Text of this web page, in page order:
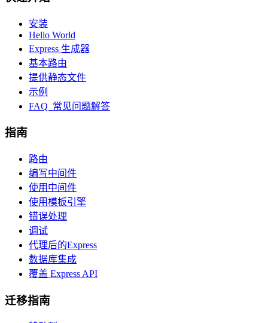
安装
Hello World
Express 生成器
基本路由
提供静态文件
示例
FAQ 常见问题解答
指南
路由
编写中间件
使用中间件
使用模板引擎
错误处理
调试
代理后的Express
数据库集成
覆盖 Express API
迁移指南